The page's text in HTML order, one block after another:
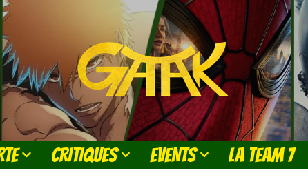
CRITIQUES EVENTS LA TEAM 7